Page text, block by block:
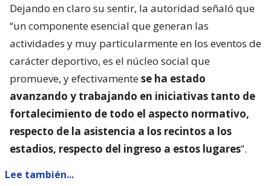
Dejando en claro su sentir, la autoridad señaló que
“un componente esencial que generan las
actividades y muy particularmente en los eventos de
carácter deportivo, es el núcleo social que
promueve, y efectivamentese ha estado
avanzando y trabajando en iniciativas tanto de
fortalecimiento de todo el aspecto normativo,
respecto de la asistencia a los recintos a los
estadios, respecto del ingreso a estos lugares”.
Lee también...